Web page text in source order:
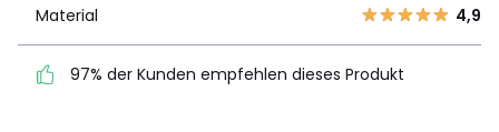
4,9
97% der Kunden
empfehlen dieses Produkt
Material 4,9
97% der Kunden empfehlen dieses Produkt